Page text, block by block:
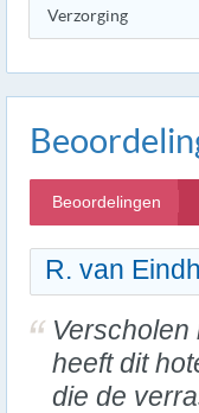
Verzorging
Beoordelingen
R. van
heeft dit
die de